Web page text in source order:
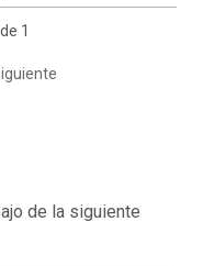
1
de la siguiente